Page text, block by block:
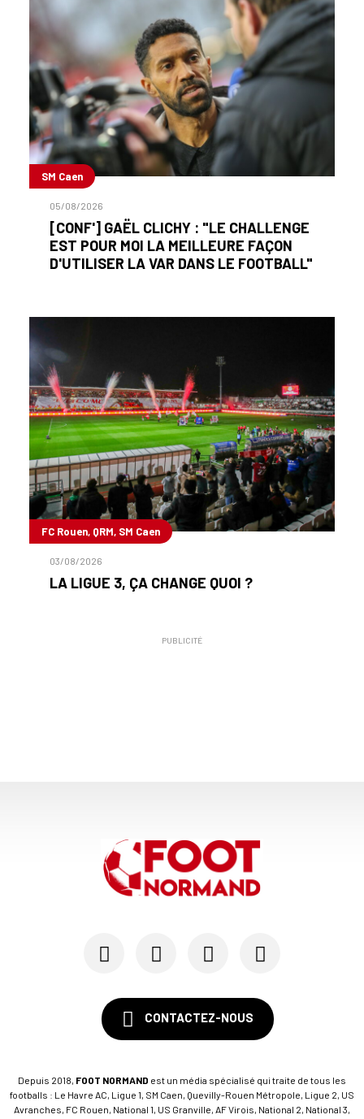
SM Caen
05/08/2026
[CONF'] GAËL CLICHY : "LE CHALLENGE
EST POUR MOI LA MEILLEURE FAÇON
D'UTILISER LA VAR DANS LE FOOTBALL"
FC Rouen, QRM, SM Caen
03/08/2026
LA LIGUE 3, ÇA CHANGE QUOI ?
PUBLICITÉ
CONTACTEZ-NOUS
Depuis 2018, FOOT NORMAND est un média spécialisé qui traite de tous les
footballs : Le Havre AC, Ligue 1, SM Caen, Quevilly-Rouen Métropole, Ligue 2, US
Avranches, FC Rouen, National 1, US Granville, AF Virois, National 2, National 3,